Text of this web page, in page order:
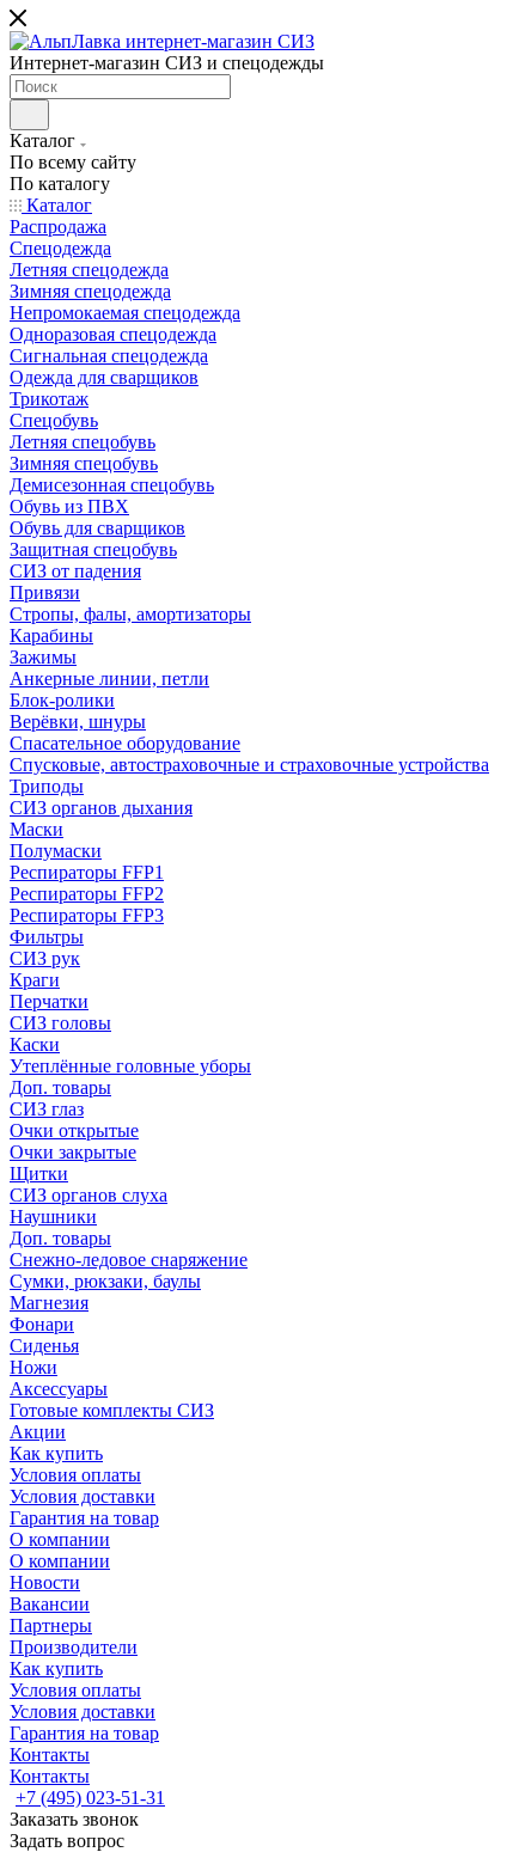
Интернет-магазин СИЗ и спецодежды
Каталог
По всему сайту
По каталогу
Каталог
Распродажа
Спецодежда
Летняя спецодежда
Зимняя спецодежда
Непромокаемая спецодежда
Одноразовая спецодежда
Сигнальная спецодежда
Одежда для сварщиков
Трикотаж
Спецобувь
Летняя спецобувь
Зимняя спецобувь
Демисезонная спецобувь
Обувь из ПВХ
Обувь для сварщиков
Защитная спецобувь
СИЗ от падения
Привязи
Стропы, фалы, амортизаторы
Карабины
Зажимы
Анкерные линии, петли
Блок-ролики
Верёвки, шнуры
Спасательное оборудование
Спусковые, автостраховочные и страховочные устройства
Триподы
СИЗ органов дыхания
Маски
Полумаски
Респираторы FFP1
Респираторы FFP2
Респираторы FFP3
Фильтры
СИЗ рук
Краги
Перчатки
СИЗ головы
Каски
Утеплённые головные уборы
Доп. товары
СИЗ глаз
Очки открытые
Очки закрытые
Щитки
СИЗ органов слуха
Наушники
Доп. товары
Снежно-ледовое снаряжение
Сумки, рюкзаки, баулы
Магнезия
Фонари
Сиденья
Ножи
Аксессуары
Готовые комплекты СИЗ
Акции
Как купить
Условия оплаты
Условия доставки
Гарантия на товар
О компании
О компании
Новости
Вакансии
Партнеры
Производители
Как купить
Условия оплаты
Условия доставки
Гарантия на товар
Контакты
Контакты
+7 (495) 023-51-31
Заказать звонок
Задать вопрос